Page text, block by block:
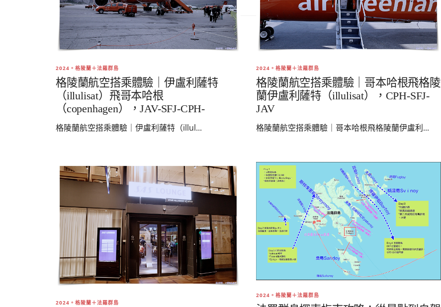
2024。格陵蘭＋法羅群島
格陵蘭航空搭乘體驗｜伊盧利薩特
（illulisat）飛哥本哈根
（copenhagen），JAV-SFJ-CPH-
格陵蘭航空搭乘體驗｜伊盧利薩特（illul...
2024。格陵蘭＋法羅群島
格陵蘭航空搭乘體驗｜哥本哈根飛格陵
蘭伊盧利薩特（illulisat），CPH-SFJ-
JAV
格陵蘭航空搭乘體驗｜哥本哈根飛格陵蘭伊盧利...
2024。格陵蘭＋法羅群島
2024。格陵蘭＋法羅群島